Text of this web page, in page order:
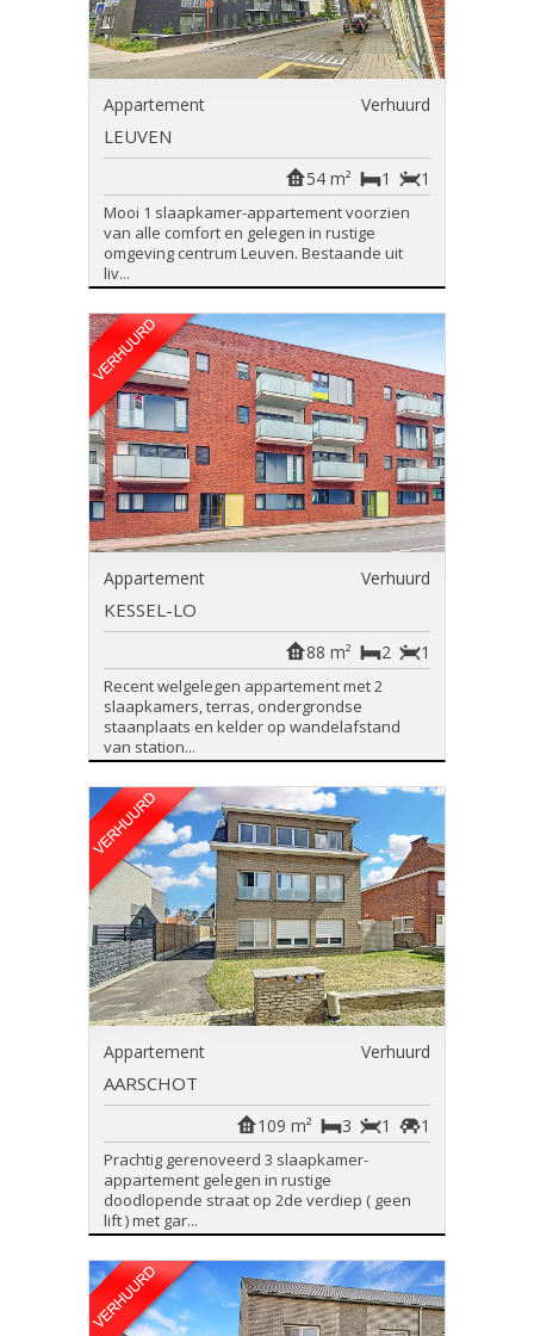
Appartement Verhuurd
LEUVEN
1
1
54 m²
Mooi 1 slaapkamer-appartement voorzien
van alle comfort en gelegen in rustige
omgeving centrum Leuven. Bestaande uit
liv...
Appartement Verhuurd
KESSEL-LO
1
2
88 m²
Recent welgelegen appartement met 2
slaapkamers, terras, ondergrondse
staanplaats en kelder op wandelafstand
van station...
Appartement Verhuurd
AARSCHOT
1
1
3
109 m²
Prachtig gerenoveerd 3 slaapkamer-
appartement gelegen in rustige
doodlopende straat op 2de verdiep ( geen
lift ) met gar...